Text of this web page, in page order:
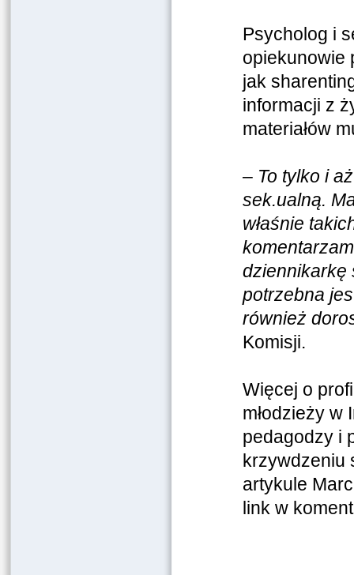
Psycholog i
opiekunowie
jak
informacji z
materiałów
– To tylko i
sek.ualną.
właśnie
dziennikarkę
potrzebna
również
Komisji.
Więcej o
młodzieży w
pedagodzy i
krzywdzeniu
artykule
link w